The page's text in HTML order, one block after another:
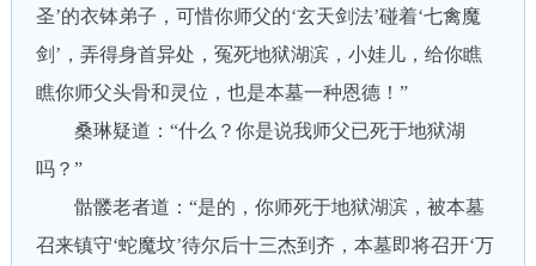
圣’的衣钵弟子，可惜你师父的‘玄天剑法’碰着‘七禽魔
剑’，弄得身首异处，冤死地狱湖滨，小娃儿，给你瞧
瞧你师父头骨和灵位，也是本墓一种恩德！”
桑琳疑道：“什么？你是说我师父已死于地狱湖
吗？”
骷髅老者道：“是的，你师死于地狱湖滨，被本墓
召来镇守‘蛇魔坟’待尔后十三杰到齐，本墓即将召开‘万